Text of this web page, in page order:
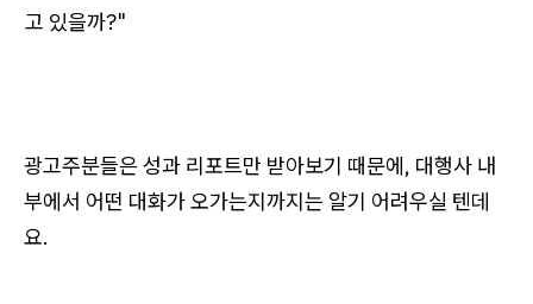
고 있을까?"
광고주분들은 성과 리포트만 받아보기 때문에, 대행사 내
부에서 어떤 대화가 오가는지까지는 알기 어려우실 텐데
요.